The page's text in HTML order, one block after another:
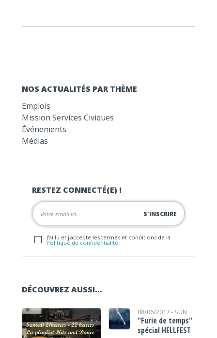
NOS ACTUALITÉS PAR THÈME
Emplois
Mission Services Civiques
Événements
Médias
RESTEZ CONNECTÉ(E) !
J'ai lu et j'accepte les termes et conditions de la
Politique de confidentialité
DÉCOUVREZ AUSSI…
08/06/2017 - SUN
"Furie de temps"
spécial HELLFEST